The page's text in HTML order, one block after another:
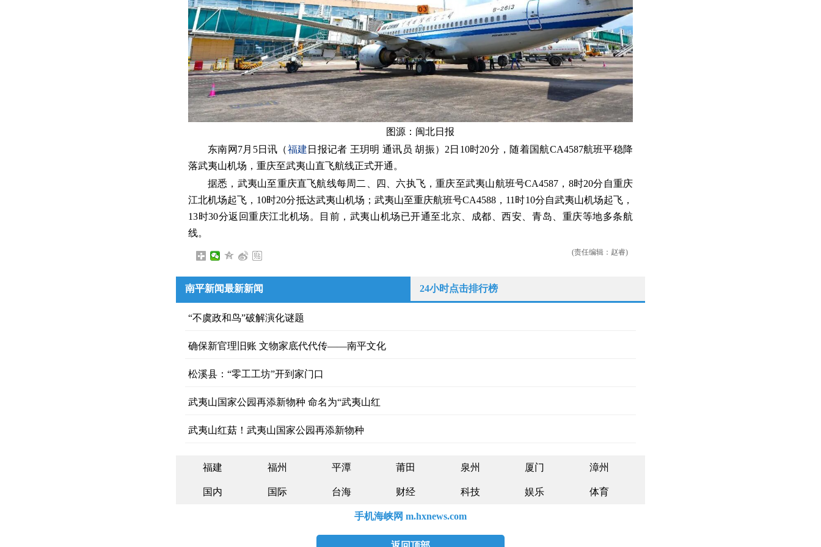
图源：闽北日报
东南网7月5日讯（福建 日报记者 王玥明 通讯员 胡振）2日10时20分，随着国航CA4587航班平稳降
落武夷山机场，重庆至武夷山直飞航线正式开通。
据悉，武夷山至重庆直飞航线每周二、四、六执飞，重庆至武夷山航班号CA4587，8时20分自重庆
江北机场起飞，10时20分抵达武夷山机场；武夷山至重庆航班号CA4588，11时10分自武夷山机场起飞，
13时30分返回重庆江北机场。目前，武夷山机场已开通至北京、成都、西安、青岛、重庆等地多条航
线。
(责任编辑：赵睿)
南平新闻最新新闻 24小时点击排行榜
“不虞政和鸟”破解演化谜题
确保新官理旧账 文物家底代代传——南平文化
松溪县：“零工工坊”开到家门口
武夷山国家公园再添新物种 命名为“武夷山红
武夷山红菇！武夷山国家公园再添新物种
福建 福州 平潭 莆田 泉州 厦门 漳州
国内 国际 台海 财经 科技 娱乐 体育
手机海峡网 m.hxnews.com